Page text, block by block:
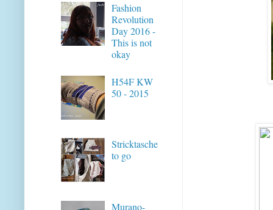
Fashion
Revolution
Day 2016 -
This is not
okay
H54F KW
50 - 2015
Stricktasche
to go
Murano-